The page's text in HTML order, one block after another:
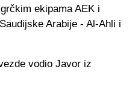
ekipama AEK i
Arabije - Al-Ahli i
vodio Javor iz